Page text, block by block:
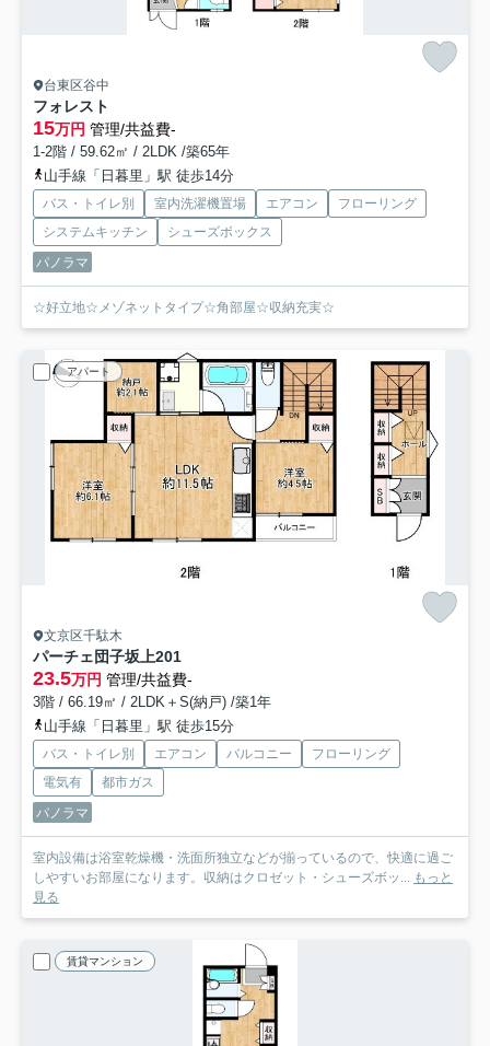
台東区谷中
フォレスト
15万円 管理/共益費-
1-2階 / 59.62㎡ / 2LDK /築65年
山手線「日暮里」駅 徒歩14分
バス・トイレ別 室内洗濯機置場 エアコン
フローリング
システムキッチン
シューズボックス
パノラマ
☆好立地☆メゾネットタイプ☆角部屋☆収納充実☆
アパート
文京区千駄木
パーチェ団子坂上201
23.5万円 管理/共益費-
3階 / 66.19㎡ / 2LDK＋S(納戸) /築1年
山手線「日暮里」駅 徒歩15分
バス・トイレ別 エアコン バルコニー
フローリング
電気有
都市ガス
パノラマ
室内設備は浴室乾燥機・洗面所独立などが揃っているので、快適に過ご
しやすいお部屋になります。収納はクロゼット・シューズボッ...
もっと
見る
賃貸マンション